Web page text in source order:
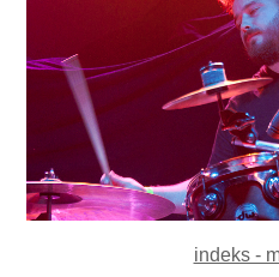
indeks -